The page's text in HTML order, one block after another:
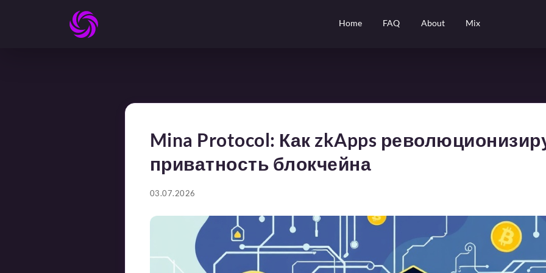
Home FAQ About Mix
Mina Protocol: Как zkApps
приватность блокчейна
03.07.2026